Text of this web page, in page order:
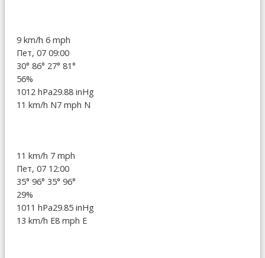
9 km/h 6 mph
Пет, 07 09:00
30° 86° 27° 81°
56%
1012 hPa29.88 inHg
11 km/h N7 mph N
11 km/h 7 mph
Пет, 07 12:00
35° 96° 35° 96°
29%
1011 hPa29.85 inHg
13 km/h E8 mph E